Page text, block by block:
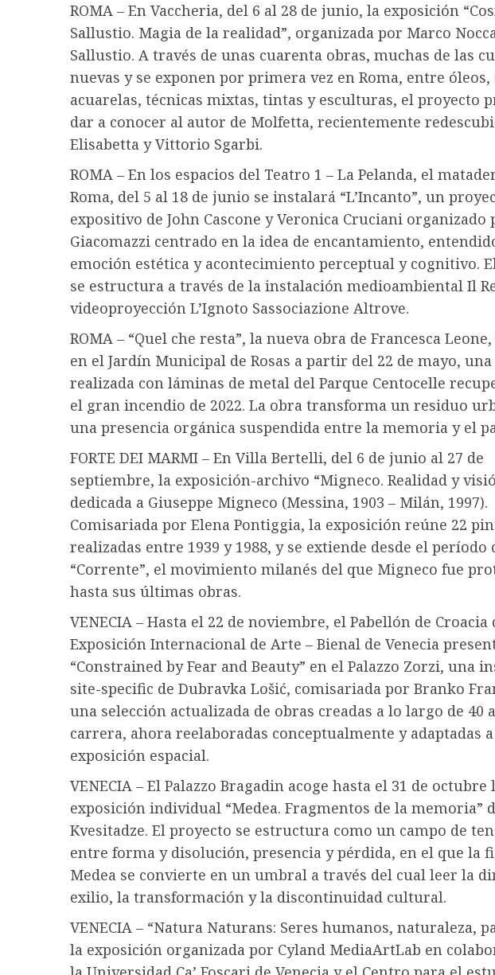
ROMA – En Vaccheria, del 6 al 28 de junio, la exposición
Sallustio. Magia de la realidad”, organizada por Marco
Sallustio. A través de unas cuarenta obras, muchas de las
nuevas y se exponen por primera vez en Roma, entre
acuarelas, técnicas mixtas, tintas y esculturas, el proyecto
dar a conocer al autor de Molfetta, recientemente
Elisabetta y Vittorio Sgarbi.
ROMA – En los espacios del Teatro 1 – La Pelanda, el
Roma, del 5 al 18 de junio se instalará “L’Incanto”, un
expositivo de John Cascone y Veronica Cruciani organizado
Giacomazzi centrado en la idea de encantamiento,
emoción estética y acontecimiento perceptual y cognitivo.
se estructura a través de la instalación medioambiental Il
videoproyección L’Ignoto Sassociazione Altrove.
ROMA – “Quel che resta”, la nueva obra de Francesca
en el Jardín Municipal de Rosas a partir del 22 de mayo,
realizada con láminas de metal del Parque Centocelle
el gran incendio de 2022. La obra transforma un residuo
una presencia orgánica suspendida entre la memoria y el
FORTE DEI MARMI – En Villa Bertelli, del 6 de junio al 27 de
septiembre, la exposición-archivo “Migneco. Realidad y
dedicada a Giuseppe Migneco (Messina, 1903 – Milán, 1997).
Comisariada por Elena Pontiggia, la exposición reúne 22
realizadas entre 1939 y 1988, y se extiende desde el período
“Corrente”, el movimiento milanés del que Migneco fue
hasta sus últimas obras.
VENECIA – Hasta el 22 de noviembre, el Pabellón de Croacia
Exposición Internacional de Arte – Bienal de Venecia
“Constrained by Fear and Beauty” en el Palazzo Zorzi, una
site-specific de Dubravka Lošić, comisariada por Branko
una selección actualizada de obras creadas a lo largo de 40
carrera, ahora reelaboradas conceptualmente y adaptadas
exposición espacial.
VENECIA – El Palazzo Bragadin acoge hasta el 31 de octubre
exposición individual “Medea. Fragmentos de la memoria”
Kvesitadze. El proyecto se estructura como un campo de
entre forma y disolución, presencia y pérdida, en el que la
Medea se convierte en un umbral a través del cual leer la
exilio, la transformación y la discontinuidad cultural.
VENECIA – “Natura Naturans: Seres humanos, naturaleza,
la exposición organizada por Cyland MediaArtLab en